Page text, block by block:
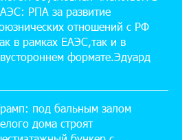
07-2026
вооружается Азербайджан?
07-2026
Ucom в спортивной школе
солнечная
15 кВт
РПА за развитие
отношений с РФ
в рамках ЕАЭС,так и в
формате.Эдуард
под бальным залом
дома строят